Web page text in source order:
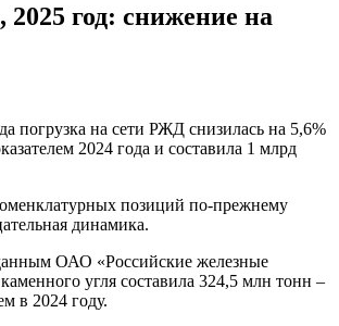
год: снижение на
погрузка на сети РЖД снизилась на 5,6%
2024 года и составила 1 млрд
позиций по-прежнему
динамика.
ОАО «Российские железные
угля составила 324,5 млн тонн –
в 2024 году.